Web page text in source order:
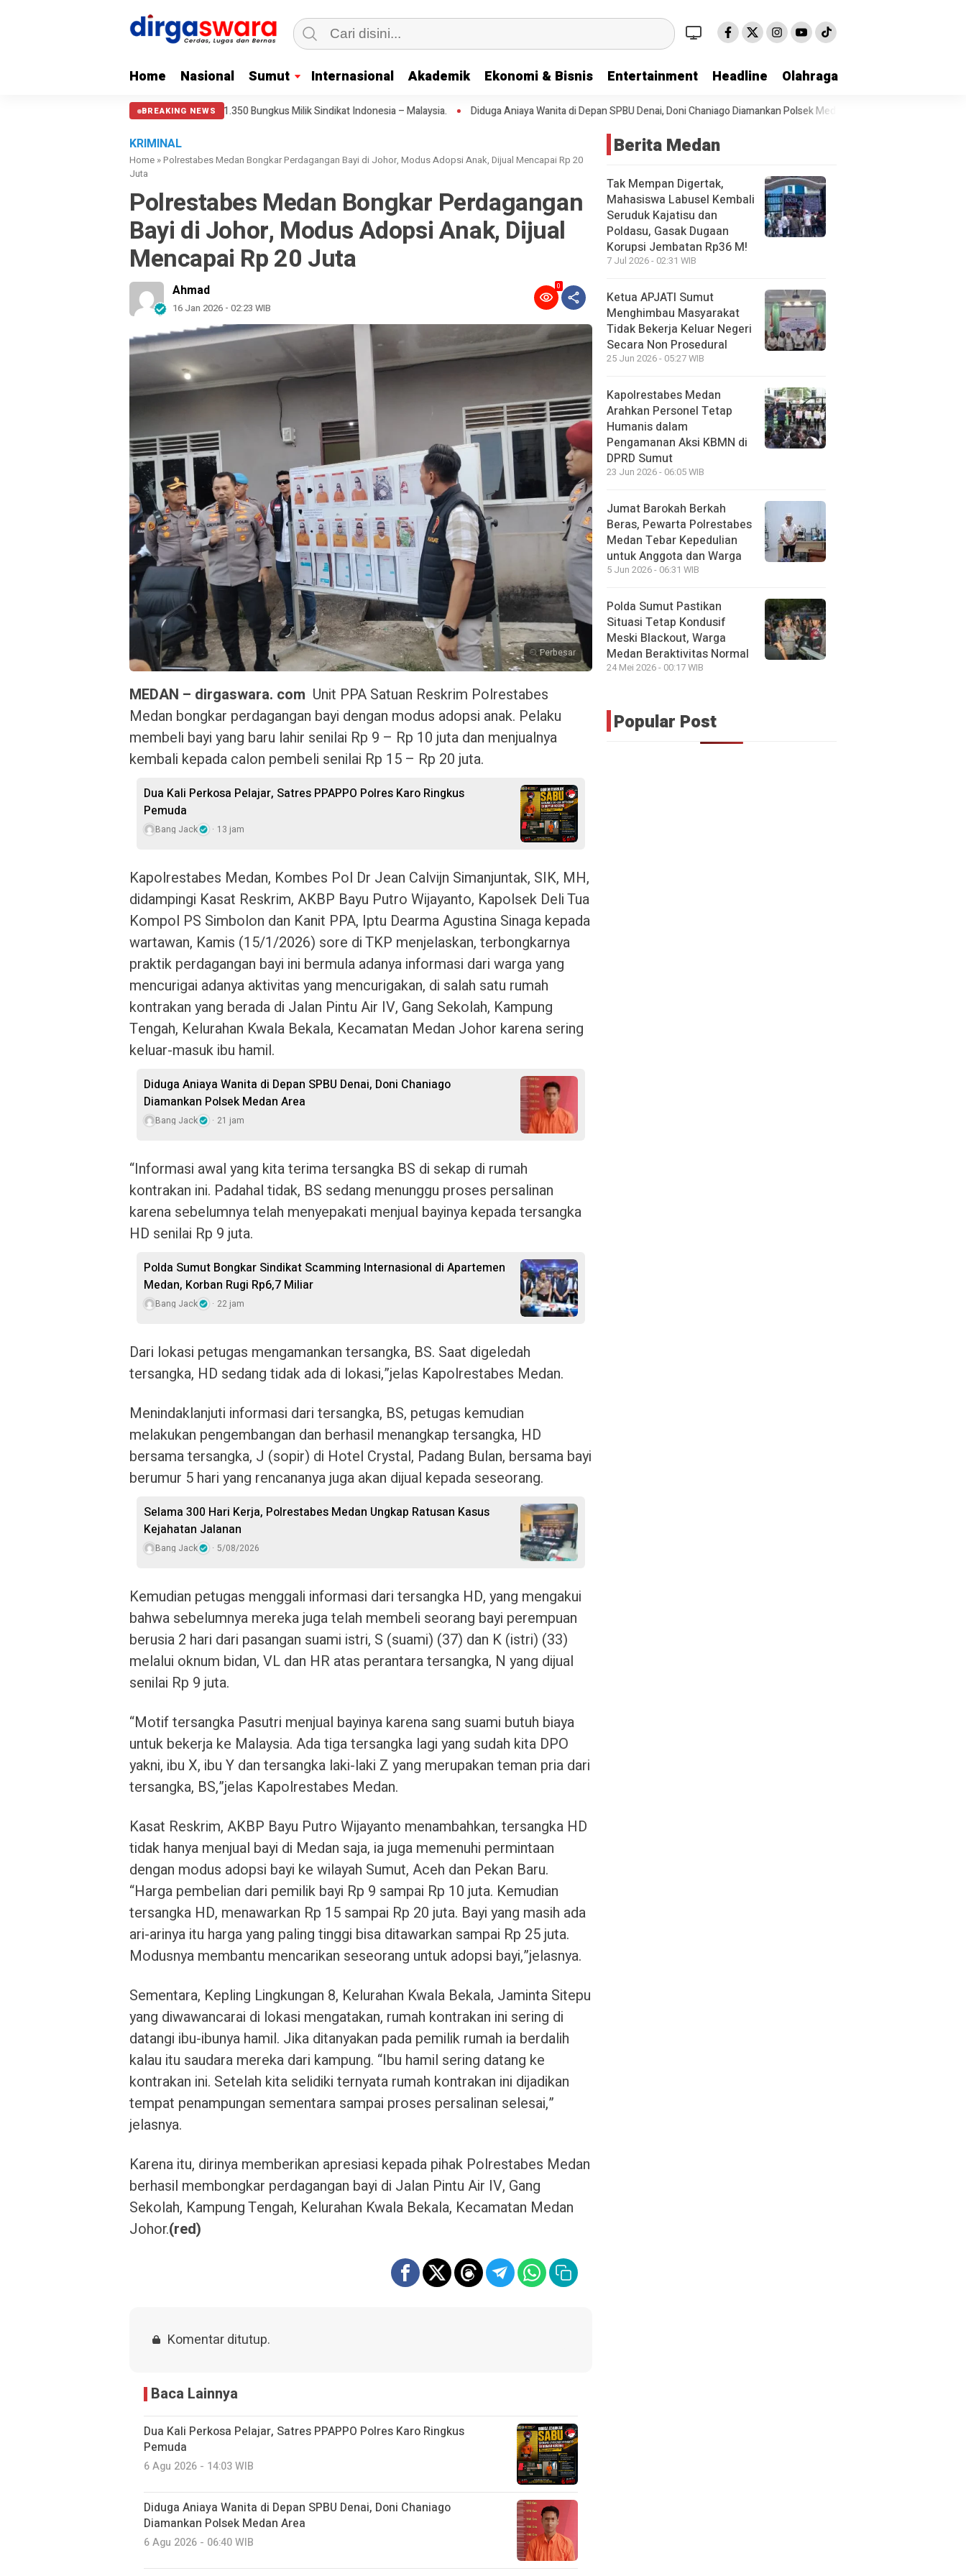
Home Nasional Sumut Internasional Akademik Ekonomi & Bisnis Entertainment Headline Olahraga
BREAKING NEWS
dan Pod Vaping Liquid 1.350 Bungkus Milik Sindikat Indonesia – Malaysia. Diduga Aniaya Wanita di Depan SPBU Denai, Doni Chaniago Diamankan Polsek Medan Area Polda Sumut Bongkar Sindikat
KRIMINAL
Home »Polrestabes Medan Bongkar Perdagangan Bayi di Johor, Modus Adopsi Anak, Dijual Mencapai Rp 20
Juta
Polrestabes Medan Bongkar Perdagangan
Bayi di Johor, Modus Adopsi Anak, Dijual
Mencapai Rp 20 Juta
Ahmad
16 Jan 2026 - 02:23 WIB
0
Perbesar
MEDAN – dirgaswara. com Unit PPA Satuan Reskrim Polrestabes
Medan bongkar perdagangan bayi dengan modus adopsi anak. Pelaku
membeli bayi yang baru lahir senilai Rp 9 – Rp 10 juta dan menjualnya
kembali kepada calon pembeli senilai Rp 15 – Rp 20 juta.
Dua Kali Perkosa Pelajar, Satres PPAPPO Polres Karo Ringkus
Pemuda
Bang Jack 13 jam
Kapolrestabes Medan, Kombes Pol Dr Jean Calvijn Simanjuntak, SIK, MH,
didampingi Kasat Reskrim, AKBP Bayu Putro Wijayanto, Kapolsek Deli Tua
Kompol PS Simbolon dan Kanit PPA, Iptu Dearma Agustina Sinaga kepada
wartawan, Kamis (15/1/2026) sore di TKP menjelaskan, terbongkarnya
praktik perdagangan bayi ini bermula adanya informasi dari warga yang
mencurigai adanya aktivitas yang mencurigakan, di salah satu rumah
kontrakan yang berada di Jalan Pintu Air IV, Gang Sekolah, Kampung
Tengah, Kelurahan Kwala Bekala, Kecamatan Medan Johor karena sering
keluar-masuk ibu hamil.
Diduga Aniaya Wanita di Depan SPBU Denai, Doni Chaniago
Diamankan Polsek Medan Area
Bang Jack 21 jam
“Informasi awal yang kita terima tersangka BS di sekap di rumah
kontrakan ini. Padahal tidak, BS sedang menunggu proses persalinan
karena sebelumnya telah menyepakati menjual bayinya kepada tersangka
HD senilai Rp 9 juta.
Polda Sumut Bongkar Sindikat Scamming Internasional di Apartemen
Medan, Korban Rugi Rp6,7 Miliar
Bang Jack 22 jam
Dari lokasi petugas mengamankan tersangka, BS. Saat digeledah
tersangka, HD sedang tidak ada di lokasi,”jelas Kapolrestabes Medan.
Menindaklanjuti informasi dari tersangka, BS, petugas kemudian
melakukan pengembangan dan berhasil menangkap tersangka, HD
bersama tersangka, J (sopir) di Hotel Crystal, Padang Bulan, bersama bayi
berumur 5 hari yang rencananya juga akan dijual kepada seseorang.
Selama 300 Hari Kerja, Polrestabes Medan Ungkap Ratusan Kasus
Kejahatan Jalanan
Bang Jack 5/08/2026
Kemudian petugas menggali informasi dari tersangka HD, yang mengakui
bahwa sebelumnya mereka juga telah membeli seorang bayi perempuan
berusia 2 hari dari pasangan suami istri, S (suami) (37) dan K (istri) (33)
melalui oknum bidan, VL dan HR atas perantara tersangka, N yang dijual
senilai Rp 9 juta.
“Motif tersangka Pasutri menjual bayinya karena sang suami butuh biaya
untuk bekerja ke Malaysia. Ada tiga tersangka lagi yang sudah kita DPO
yakni, ibu X, ibu Y dan tersangka laki-laki Z yang merupakan teman pria dari
tersangka, BS,”jelas Kapolrestabes Medan.
Kasat Reskrim, AKBP Bayu Putro Wijayanto menambahkan, tersangka HD
tidak hanya menjual bayi di Medan saja, ia juga memenuhi permintaan
dengan modus adopsi bayi ke wilayah Sumut, Aceh dan Pekan Baru.
“Harga pembelian dari pemilik bayi Rp 9 sampai Rp 10 juta. Kemudian
tersangka HD, menawarkan Rp 15 sampai Rp 20 juta. Bayi yang masih ada
ari-arinya itu harga yang paling tinggi bisa ditawarkan sampai Rp 25 juta.
Modusnya membantu mencarikan seseorang untuk adopsi bayi,”jelasnya.
Sementara, Kepling Lingkungan 8, Kelurahan Kwala Bekala, Jaminta Sitepu
yang diwawancarai di lokasi mengatakan, rumah kontrakan ini sering di
datangi ibu-ibunya hamil. Jika ditanyakan pada pemilik rumah ia berdalih
kalau itu saudara mereka dari kampung. “Ibu hamil sering datang ke
kontrakan ini. Setelah kita selidiki ternyata rumah kontrakan ini dijadikan
tempat penampungan sementara sampai proses persalinan selesai,”
jelasnya.
Karena itu, dirinya memberikan apresiasi kepada pihak Polrestabes Medan
berhasil membongkar perdagangan bayi di Jalan Pintu Air IV, Gang
Sekolah, Kampung Tengah, Kelurahan Kwala Bekala, Kecamatan Medan
Johor.(red)
Komentar ditutup.
Baca Lainnya
Dua Kali Perkosa Pelajar, Satres PPAPPO Polres Karo Ringkus
Pemuda
6 Agu 2026 - 14:03 WIB
Diduga Aniaya Wanita di Depan SPBU Denai, Doni Chaniago
Diamankan Polsek Medan Area
6 Agu 2026 - 06:40 WIB
Berita Medan
Tak Mempan Digertak,
Mahasiswa Labusel Kembali
Seruduk Kajatisu dan
Poldasu, Gasak Dugaan
Korupsi Jembatan Rp36 M!
7 Jul 2026 - 02:31 WIB
Ketua APJATI Sumut
Menghimbau Masyarakat
Tidak Bekerja Keluar Negeri
Secara Non Prosedural
25 Jun 2026 - 05:27 WIB
Kapolrestabes Medan
Arahkan Personel Tetap
Humanis dalam
Pengamanan Aksi KBMN di
DPRD Sumut
23 Jun 2026 - 06:05 WIB
Jumat Barokah Berkah
Beras, Pewarta Polrestabes
Medan Tebar Kepedulian
untuk Anggota dan Warga
5 Jun 2026 - 06:31 WIB
Polda Sumut Pastikan
Situasi Tetap Kondusif
Meski Blackout, Warga
Medan Beraktivitas Normal
24 Mei 2026 - 00:17 WIB
Popular Post